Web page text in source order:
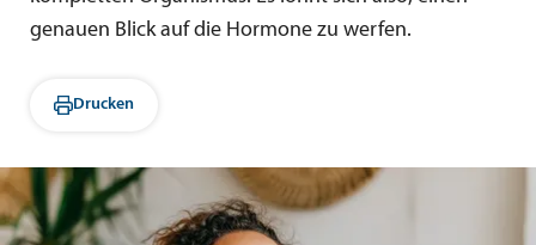
genauen Blick auf die Hormone zu werfen.
Drucken